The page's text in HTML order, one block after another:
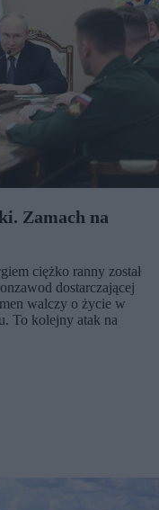
Zamach na
ciężko ranny został
dostarczającej
walczy o życie w
To kolejny atak na